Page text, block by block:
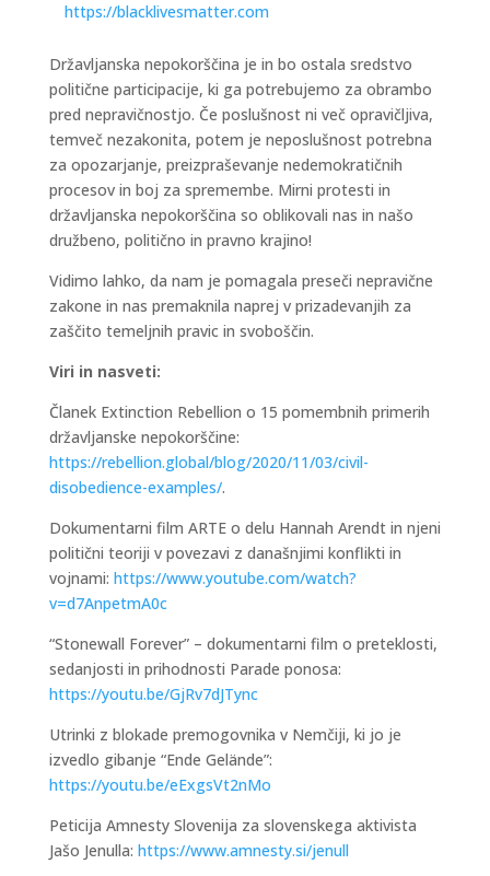
https://blacklivesmatter.com
Državljanska nepokorščina je in bo ostala sredstvo
politične participacije, ki ga potrebujemo za obrambo
pred nepravičnostjo. Če poslušnost ni več opravičljiva,
temveč nezakonita, potem je neposlušnost potrebna
za opozarjanje, preizpraševanje nedemokratičnih
procesov in boj za spremembe. Mirni protesti in
državljanska nepokorščina so oblikovali nas in našo
družbeno, politično in pravno krajino!
Vidimo lahko, da nam je pomagala preseči nepravične
zakone in nas premaknila naprej v prizadevanjih za
zaščito temeljnih pravic in svoboščin.
Viri in nasveti:
Članek Extinction Rebellion o 15 pomembnih primerih
državljanske nepokorščine:
https://rebellion.global/blog/2020/11/03/civil-
disobedience-examples/.
Dokumentarni film ARTE o delu Hannah Arendt in njeni
politični teoriji v povezavi z današnjimi konflikti in
vojnami: https://www.youtube.com/watch?
v=d7AnpetmA0c
“Stonewall Forever” – dokumentarni film o preteklosti,
sedanjosti in prihodnosti Parade ponosa:
https://youtu.be/GjRv7dJTync
Utrinki z blokade premogovnika v Nemčiji, ki jo je
izvedlo gibanje “Ende Gelände”:
https://youtu.be/eExgsVt2nMo
Peticija Amnesty Slovenija za slovenskega aktivista
Jašo Jenulla: https://www.amnesty.si/jenull